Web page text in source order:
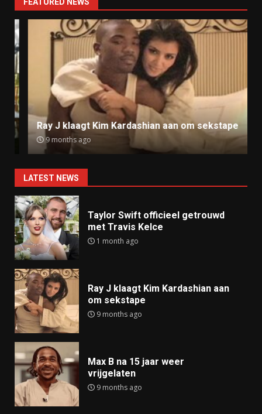
FEATURED NEWS
Ray J klaagt Kim Kardashian aan om sekstape
9 months ago
LATEST NEWS
Taylor Swift officieel getrouwd
met Travis Kelce
1 month ago
Ray J klaagt Kim Kardashian aan
om sekstape
9 months ago
Max B na 15 jaar weer
vrijgelaten
9 months ago